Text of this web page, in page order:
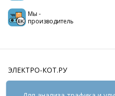
Мы -
производитель
ЭЛЕКТРО-КОТ.РУ
ИНФОРМАЦИЯ